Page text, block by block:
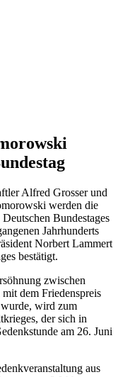
Alfred Grosser und
werden die
Bundestages
Jahrhunderts
Norbert Lammert
bestätigt.
zwischen
dem Friedenspreis
wurde, wird zum
der sich in
am 26. Juni
aus